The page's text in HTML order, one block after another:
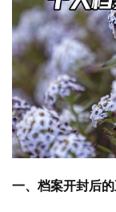
一、档案开封后